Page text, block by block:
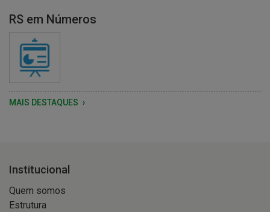
RS em Números
MAIS DESTAQUES
Institucional
Quem somos
Estrutura